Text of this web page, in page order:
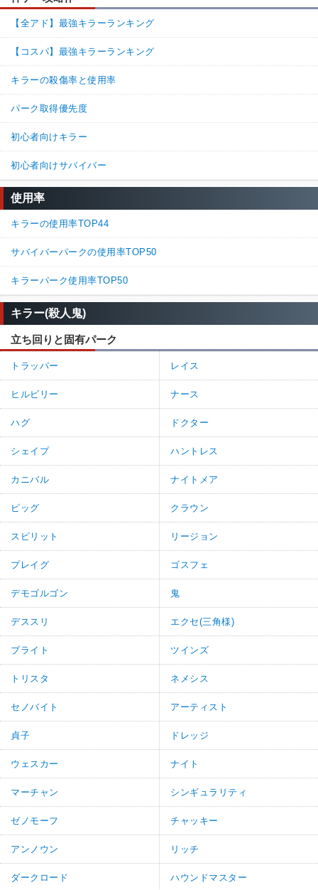
【全アド】最強キラーランキング
【コスパ】最強キラーランキング
キラーの殺傷率と使用率
パーク取得優先度
初心者向けキラー
初心者向けサバイバー
使用率
キラーの使用率TOP44
サバイバーパークの使用率TOP50
キラーパーク使用率TOP50
キラー(殺人鬼)
立ち回りと固有パーク
トラッパー レイス
ヒルビリー ナース
ハグ ドクター
シェイプ ハントレス
カニバル ナイトメア
ピッグ クラウン
スピリット リージョン
プレイグ ゴスフェ
デモゴルゴン 鬼
デススリ エクセ(三角様)
ブライト ツインズ
トリスタ ネメシス
セノバイト アーティスト
貞子 ドレッジ
ウェスカー ナイト
マーチャン シンギュラリティ
ゼノモーフ チャッキー
アンノウン リッチ
ダークロード ハウンドマスター